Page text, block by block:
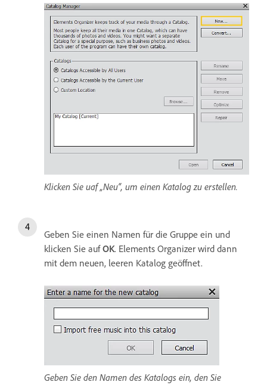
Klicken Sie uaf „Neu“, um einen Katalog zu erstellen.
Geben Sie einen Namen für die Gruppe ein und
klicken Sie aufOK. Elements Organizer wird dann
mit dem neuen, leeren Katalog geöffnet.
Geben Sie den Namen des Katalogs ein, den Sie